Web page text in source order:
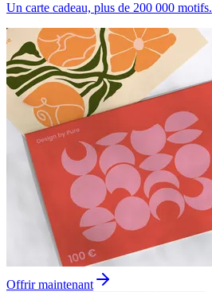
Un carte cadeau, plus de 200 000 motifs.
Offrir maintenant